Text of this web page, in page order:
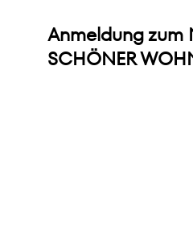
Anmeldung zum
SCHÖNER